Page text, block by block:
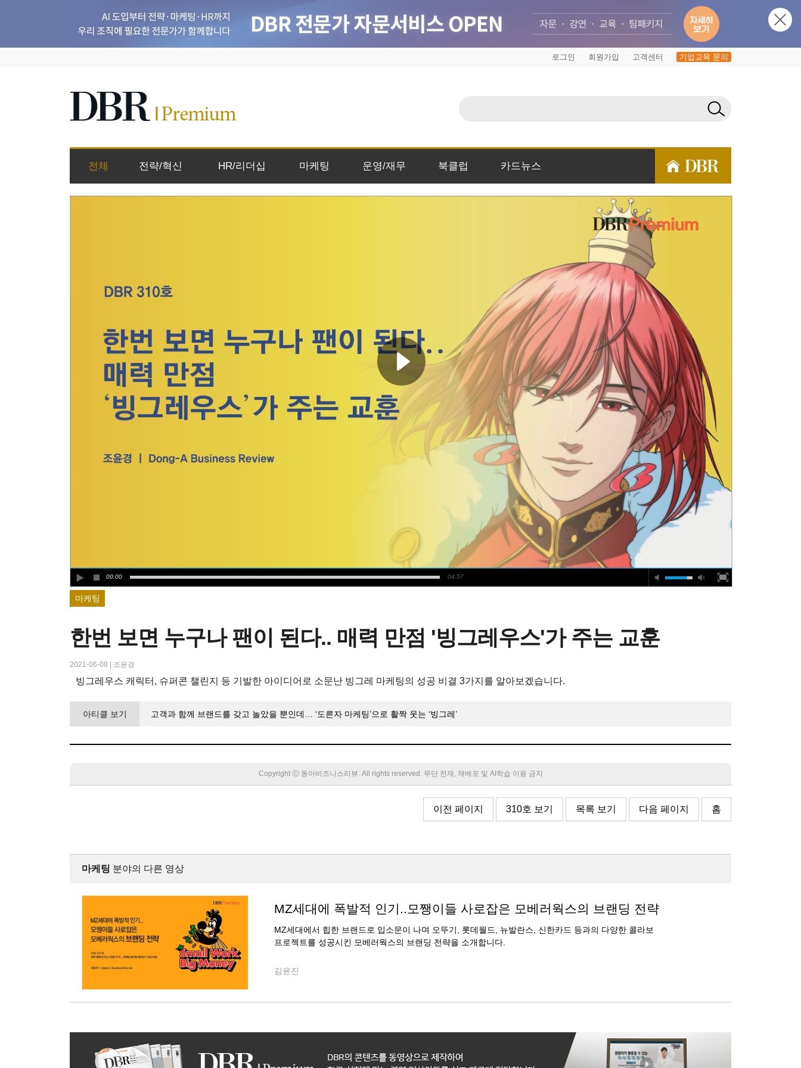
로그인 회원가입 고객센터 기업교육 문의
전체 전략/혁신 HR/리더십 마케팅 운영/재무 북클럽 카드뉴스
00:00 04:57
마케팅
한번 보면 누구나 팬이 된다.. 매력 만점 '빙그레우스'가 주는 교훈
2021-06-08 | 조윤경
빙그레우스 캐릭터, 슈퍼콘 챌린지 등 기발한 아이디어로 소문난 빙그레 마케팅의 성공 비결 3가지를 알아보겠습니다.
아티클 보기 고객과 함께 브랜드를 갖고 놀았을 뿐인데… ‘도른자 마케팅’으로 활짝 웃는 ‘빙그레’
Copyright Ⓒ 동아비즈니스리뷰. All rights reserved. 무단 전재, 재배포 및 AI학습 이용 금지
이전 페이지 310호 보기 목록 보기 다음 페이지 홈
마케팅 분야의 다른 영상
MZ세대에 폭발적 인기..모쨍이들 사로잡은 모베러웍스의 브랜딩 전략
MZ세대에서 힙한 브랜드로 입소문이 나며 오뚜기, 롯데월드, 뉴발란스, 신한카드 등과의 다양한 콜라보
프로젝트를 성공시킨 모베러웍스의 브랜딩 전략을 소개합니다.
김윤진